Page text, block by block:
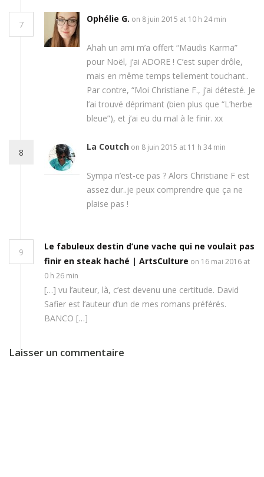
7
Ophélie G. on 8 juin 2015 at 10 h 24 min
Ahah un ami m’a offert “Maudis Karma”
pour Noël, j’ai ADORE ! C’est super drôle,
mais en même temps tellement touchant..
Par contre, “Moi Christiane F., j’ai détesté. Je
l’ai trouvé déprimant (bien plus que “L’herbe
bleue”), et j’ai eu du mal à le finir. xx
8
La Coutch on 8 juin 2015 at 11 h 34 min
Sympa n’est-ce pas ? Alors Christiane F est
assez dur..je peux comprendre que ça ne
plaise pas !
9
Le fabuleux destin d’une vache qui ne voulait pas
finir en steak haché | ArtsCulture on 16 mai 2016 at
0 h 26 min
[…] vu l’auteur, là, c’est devenu une certitude. David
Safier est l’auteur d’un de mes romans préférés.
BANCO […]
Laisser un commentaire